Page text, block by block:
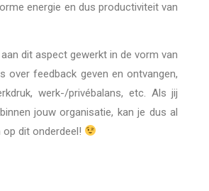
energie en dus productiviteit van
dit aspect gewerkt in de vorm van
over feedback geven en ontvangen,
werk-/privébalans, etc. Als jij
jouw organisatie, kan je dus al
dit onderdeel!